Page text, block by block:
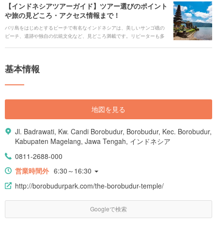
ビーチまで、インドネシア旅行に役立つ情報を紹介します。
【インドネシアツアーガイド】ツアー選びのポイント
や旅の見どころ・アクセス情報まで！
バリ島をはじめとするビーチで有名なインドネシアは、美しいサンゴ礁の
ビーチ、遺跡や独自の伝統文化など、見どころ満載です。リピーターも多
基本情報
地図を見る
Jl. Badrawati, Kw. Candi Borobudur, Borobudur, Kec. Borobudur,
Kabupaten Magelang, Jawa Tengah, インドネシア
0811-2688-000
営業時間外 6:30～16:30
http://borobudurpark.com/the-borobudur-temple/
Googleで検索